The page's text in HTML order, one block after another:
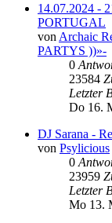
14.07.2024 -
PORTUGAL
von Archaic
PARTYS ))»-
0
23584
Letzter
Do 16.
DJ Sarana -
von Psylicious
0
23959
Letzter
Mo 13.